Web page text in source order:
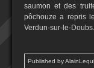
saumon et des
pôchouze a repris
Verdun-sur-le-
Published by